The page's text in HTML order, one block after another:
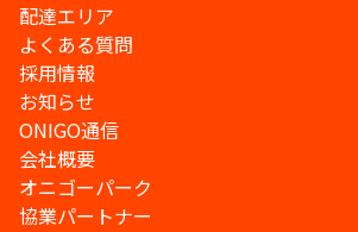
配達エリア
よくある質問
採用情報
お知らせ
ONIGO通信
会社概要
オニゴーパーク
協業パートナー